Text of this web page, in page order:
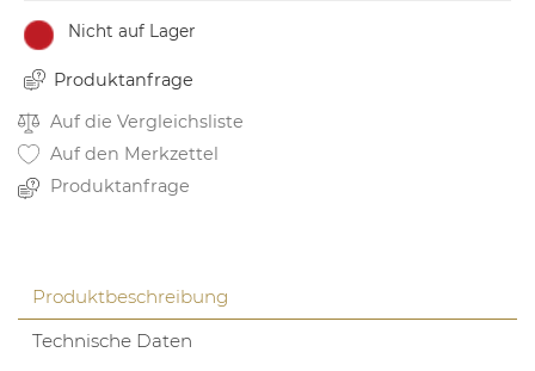
Nicht auf Lager
Produktanfrage
Auf die Vergleichsliste
Auf den Merkzettel
Produktanfrage
Produktbeschreibung
Technische Daten